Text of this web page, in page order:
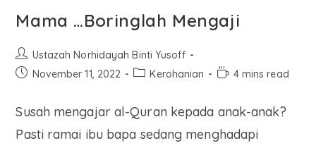
Mama …Boringlah Mengaji
Ustazah Norhidayah Binti Yusoff
November 11, 2022
Kerohanian 4 mins read
Susah mengajar al-Quran kepada anak-anak?
Pasti ramai ibu bapa sedang menghadapi